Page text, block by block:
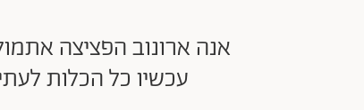
אנה ארונוב הפציצה
עכשיו כל הכלות